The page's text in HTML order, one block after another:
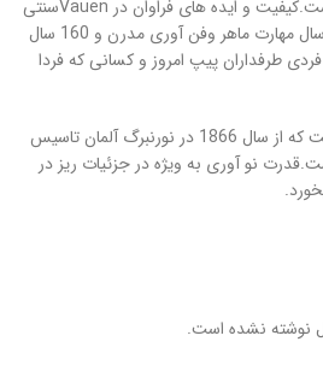
دنیای Vauen فلسفه زندگی است.کیفیت و ایده های فراوان در Vauenسنتی
دیرینه دارند.این به معنای 160سال مهارت ماهر وفن آوری مدرن و 160 سال
طرفداران پیپ امروز و کسانی که فردا
این برند ساخت کشور آلمان است که از سال 1866 در نورنبرگ آلمان تاسیس
نو آوری به ویژه در جزئیات ریز در
نوشته نشده است.